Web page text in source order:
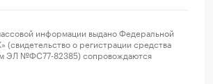
информации выдано Федеральной
о регистрации средства
ЭЛ №ФС77-82385) сопровождаются